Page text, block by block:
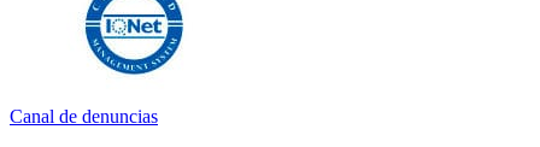
Canal de denuncias